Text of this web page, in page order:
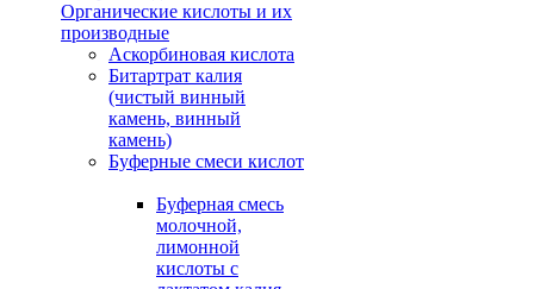
Органические кислоты и их
производные
Аскорбиновая кислота
Битартрат калия
(чистый винный
камень, винный
камень)
Буферные смеси кислот
Буферная смесь
молочной,
лимонной
кислоты с